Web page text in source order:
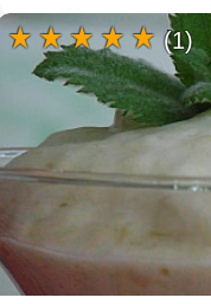
(1)